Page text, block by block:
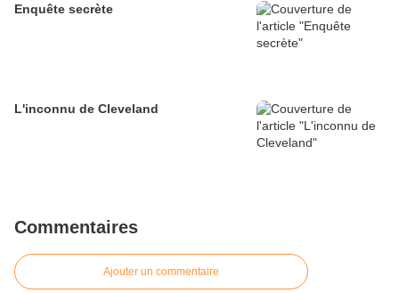
Enquête secrète
L'inconnu de Cleveland
Commentaires
Ajouter un commentaire